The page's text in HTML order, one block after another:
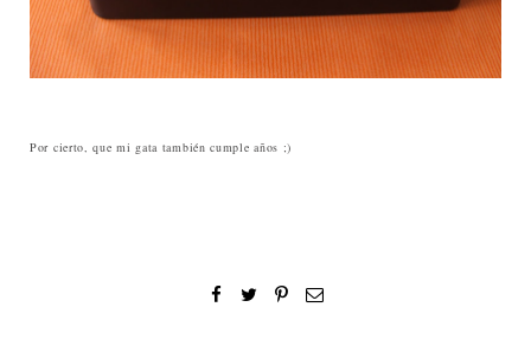
Por cierto, que mi gata también cumple años ;)